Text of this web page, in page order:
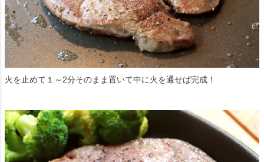
火を止めて１～2分そのまま置いて中に火を通せば完成！